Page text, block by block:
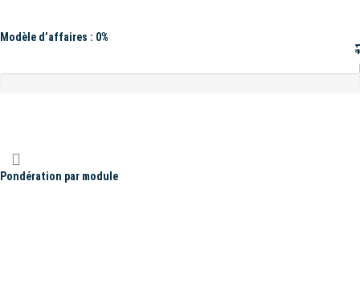
Modèle d’affaires : 0%
Pondération par module